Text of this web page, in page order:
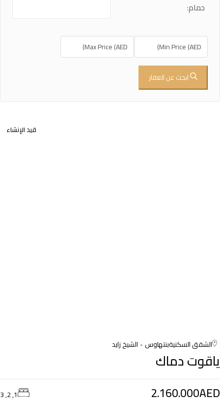
حمام:
ابحث عن العقار
قيد الإنشاء
الشقق السكنيةبنتهاوس الشيخ زايد
ياقوت دماك
2.160.000AED
1, 2, 3